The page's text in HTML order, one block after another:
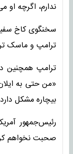
ندارم، اگرچه
سخنگوی کاخ
ترامپ و ماسک
ترامپ همچنین
«من حتی به
بیچاره مشکل
رئیس‌جمهور
صحبت نخواهم